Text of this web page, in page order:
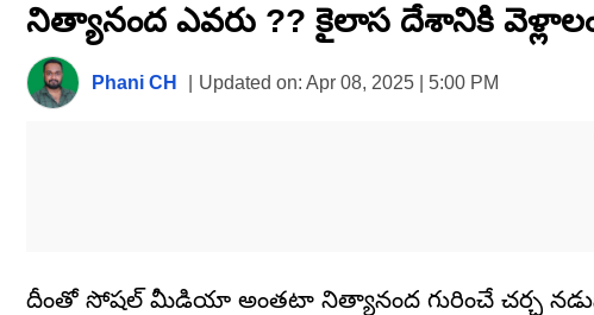
seconds
of
minutes,
51
seconds
నిత్యానంద ఎవరు ?? కైలాస దేశానికి
Phani CH Updated on: Apr 08, 2025 | 5:00 PM
దీంతో సోషల్ మీడియా అంతటా నిత్యానంద గురించే చర్చ